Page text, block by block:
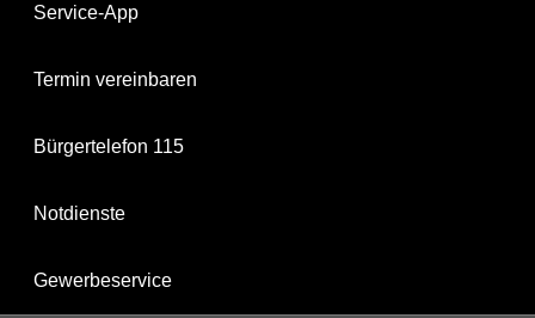
Service-App
Termin vereinbaren
Bürgertelefon 115
Notdienste
Gewerbeservice